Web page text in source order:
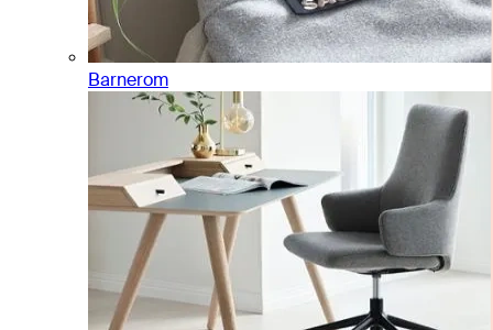
Barnerom